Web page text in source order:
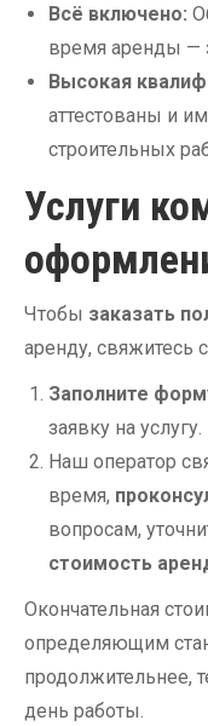
Всё включено:
время аренды —
Высокая
аттестованы и
строительных
Услуги
Чтобы заказать
аренду, свяжитесь
Заполните
заявку на услугу.
Наш оператор
время,
вопросам,
стоимость
Окончательная
определяющим
продолжительнее,
день работы.